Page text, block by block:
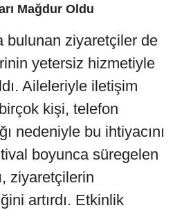
Mağdur Oldu
bulunan ziyaretçiler de
yetersiz hizmetiyle
Aileleriyle iletişim
kişi, telefon
nedeniyle bu ihtiyacını
boyunca süregelen
ziyaretçilerin
artırdı. Etkinlik